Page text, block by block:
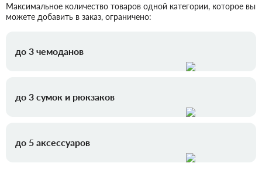
Максимальное количество товаров одной категории, которое вы
можете добавить в заказ, ограничено:
до 3 чемоданов
до 3 сумок и рюкзаков
до 5 аксессуаров